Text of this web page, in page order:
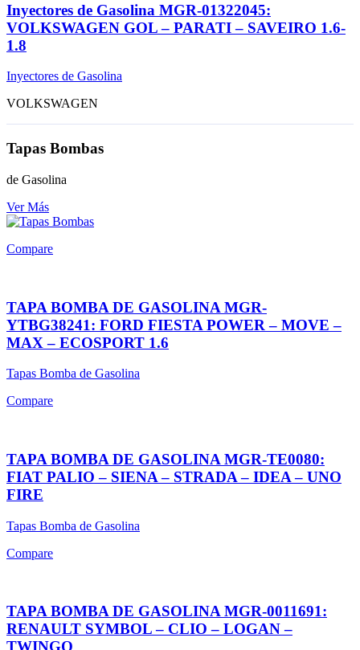
Inyectores de Gasolina MGR-01322045:
VOLKSWAGEN GOL – PARATI – SAVEIRO 1.6-
1.8
Inyectores de Gasolina
VOLKSWAGEN
Tapas Bombas
de Gasolina
Ver Más
Compare
TAPA BOMBA DE GASOLINA MGR-
YTBG38241: FORD FIESTA POWER – MOVE –
MAX – ECOSPORT 1.6
Tapas Bomba de Gasolina
Compare
TAPA BOMBA DE GASOLINA MGR-TE0080:
FIAT PALIO – SIENA – STRADA – IDEA – UNO
FIRE
Tapas Bomba de Gasolina
Compare
TAPA BOMBA DE GASOLINA MGR-0011691:
RENAULT SYMBOL – CLIO – LOGAN –